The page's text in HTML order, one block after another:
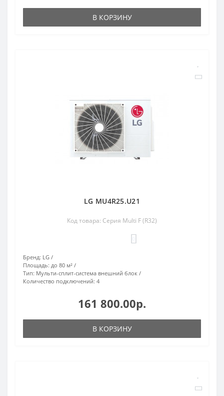
В КОРЗИНУ
LG MU4R25.U21
Код товара: Серия Multi F (R32)
Бренд: LG
Площадь: до 80 м²
Тип: Мульти-сплит-система внешний блок
Количество подключений: 4
161 800.00р.
В КОРЗИНУ